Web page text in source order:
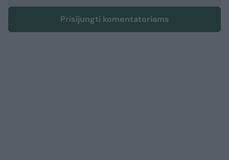
Prisijungti komentatoriams